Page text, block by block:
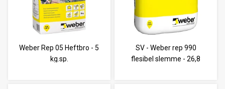
Weber Rep 05 Heftbro - 5
kg.sp.
SV - Weber rep 990
flesibel slemme - 26,8